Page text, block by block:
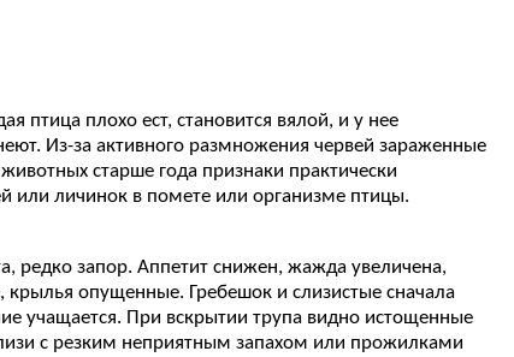
птица плохо ест, становится вялой, и у нее
Из-за активного размножения червей зараженные
старше года признаки практически
или личинок в помете или организме птицы.
редко запор. Аппетит снижен, жажда увеличена,
крылья опущенные. Гребешок и слизистые сначала
учащается. При вскрытии трупа видно истощенные
с резким неприятным запахом или прожилками